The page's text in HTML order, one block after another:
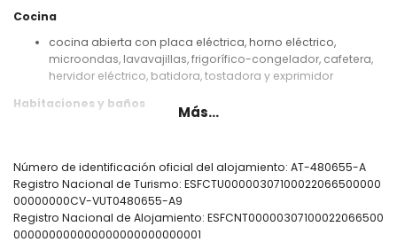
Cocina
cocina abierta con placa eléctrica, horno eléctrico,
microondas, lavavajillas, frigorífico-congelador, cafetera,
hervidor eléctrico, batidora, tostadora y exprimidor
Habitaciones y baños
2 dormitorios con aire acondicionado, cada uno con 2
camas individuales y baño en suite
2 baños en suite, cada uno con doble lavabo, ducha, bidé
y aseo
Exterior de la villa
Más...
Número de identificación oficial del alojamiento: AT-480655-A
Registro Nacional de Turismo: ESFCTU00000307100022066500000
00000000CV-VUT0480655-A9
Registro Nacional de Alojamiento: ESFCNT00000307100022066500
000000000000000000000000001